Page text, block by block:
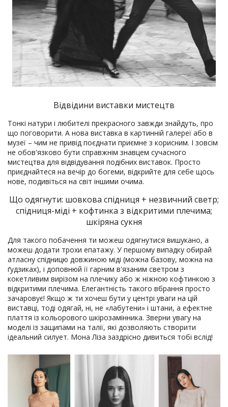
Відвідини виставки мистецтв
Тонкі натури і любителі прекрасного завжди знайдуть, про
що поговорити. А нова виставка в картинній галереї або в
музеї – чим не привід поєднати приємне з корисним. І зовсім
не обов'язково бути справжнім знавцем сучасного
мистецтва для відвідування подібних виставок. Просто
приєднайтеся на вечір до богеми, відкрийте для себе щось
нове, подивіться на світ іншими очима.
Що одягнути: шовкова спідниця + незвичний светр;
спідниця-міді + кофтинка з відкритими плечима;
шкіряна сукня
Для такого побачення ти можеш одягнутися вишукано, а
можеш додати трохи епатажу. У першому випадку обирай
атласну спідницю довжиною міді (можна базову, можна на
ґудзиках), і доповнюй її гарним в'язаним светром з
кокетливим вирізом на плечику або ж ніжною кофтинкою з
відкритими плечима. Елегантність такого вбрання просто
зачаровує! Якщо ж ти хочеш бути у центрі уваги на цій
виставці, тоді одягай, ні, не «лабутени» і штани, а ефектне
плаття із кольорового шкірозамінника. Зверни увагу на
моделі із защипами на талії, які дозволяють створити
ідеальний силует. Мона Ліза заздрісно дивиться тобі вслід!